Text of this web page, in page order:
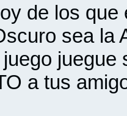
de los
sea la
a tus